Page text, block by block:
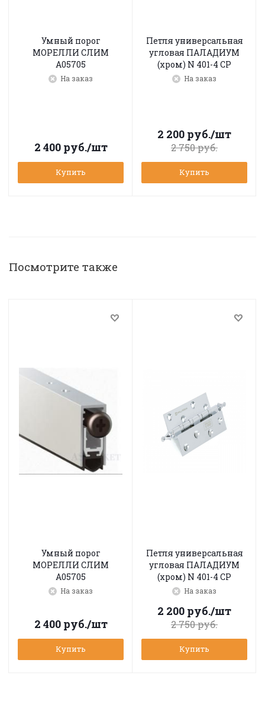
Умный порог
МОРЕЛЛИ СЛИМ
A05705
На заказ
2 400руб./шт
Купить
Петля универсальная
угловая ПАЛАДИУМ
(хром) N 401-4 CP
На заказ
2 200 руб./шт
2 750руб.
Купить
Посмотрите также
Умный порог
МОРЕЛЛИ СЛИМ
A05705
На заказ
2 400руб./шт
Купить
Петля универсальная
угловая ПАЛАДИУМ
(хром) N 401-4 CP
На заказ
2 200 руб./шт
2 750руб.
Купить